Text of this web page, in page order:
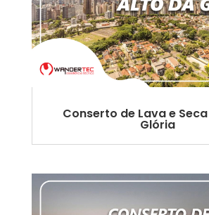
Conserto de Lava e
Glória